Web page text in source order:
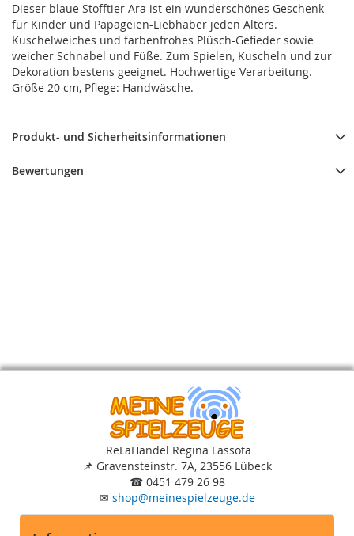
Dieser blaue Stofftier Ara ist ein wunderschönes Geschenk
für Kinder und Papageien-Liebhaber jeden Alters.
Kuschelweiches und farbenfrohes Plüsch-Gefieder sowie
weicher Schnabel und Füße. Zum Spielen, Kuscheln und zur
Dekoration bestens geeignet. Hochwertige Verarbeitung.
Größe 20 cm, Pflege: Handwäsche.
Produkt- und Sicherheitsinformationen
Bewertungen
ReLaHandel Regina Lassota
📌 Gravensteinstr. 7A, 23556 Lübeck
☎ 0451 479 26 98
✉ shop@meinespielzeuge.de